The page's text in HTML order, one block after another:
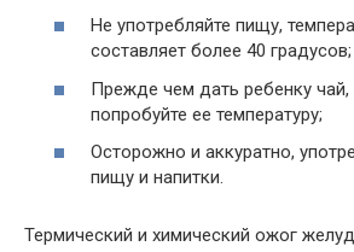
Не употребляйте пищу,
составляет более 40 градусов;
Прежде чем дать ребенку чай,
попробуйте ее температуру;
Осторожно и аккуратно,
пищу и напитки.
Термический и химический ожог